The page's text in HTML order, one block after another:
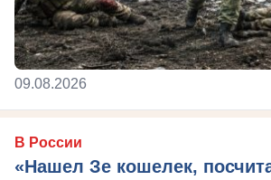
09.08.2026
В России
«Нашел Зе кошелек,